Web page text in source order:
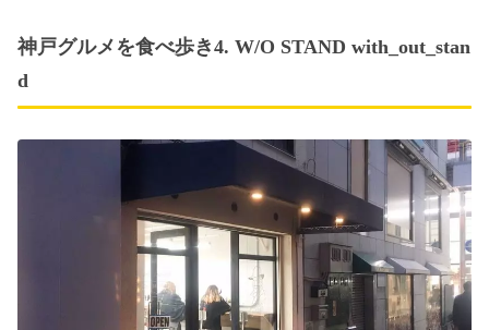
神戸グルメを食べ歩き4. W/O STAND with_out_stan
d